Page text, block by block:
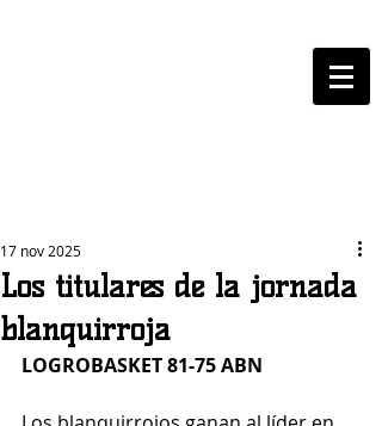
Los titulares de la jornada
blanquirroja
17 nov 2025
LOGROBASKET 81-75 ABN